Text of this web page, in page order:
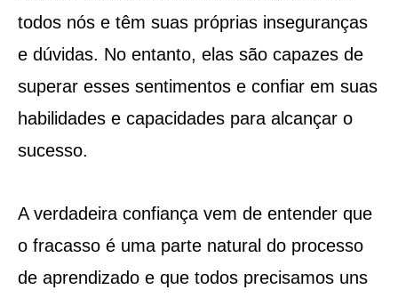
todos nós e têm suas próprias inseguranças
e dúvidas. No entanto, elas são capazes de
superar esses sentimentos e confiar em suas
habilidades e capacidades para alcançar o
sucesso.
A verdadeira confiança vem de entender que
o fracasso é uma parte natural do processo
de aprendizado e que todos precisamos uns